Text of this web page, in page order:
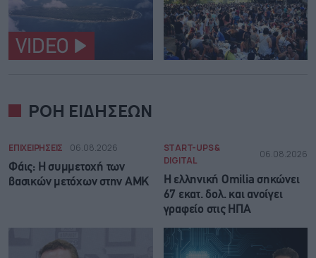
VIDEO
ΡΟΗ ΕΙΔΗΣΕΩΝ
ΕΠΙΧΕΙΡΗΣΕΙΣ 06.08.2026
Φάις: Η συμμετοχή των
βασικών μετόχων στην ΑΜΚ
START-UPS &
DIGITAL
06.08.2026
Η ελληνική Omilia σηκώνει
67 εκατ. δολ. και ανοίγει
γραφείο στις ΗΠΑ